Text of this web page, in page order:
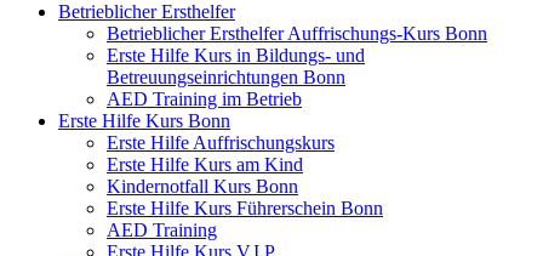
Betrieblicher Ersthelfer
Betrieblicher Ersthelfer Auffrischungs-Kurs Bonn
Erste Hilfe Kurs in Bildungs- und
Betreuungseinrichtungen Bonn
AED Training im Betrieb
Erste Hilfe Kurs Bonn
Erste Hilfe Auffrischungskurs
Erste Hilfe Kurs am Kind
Kindernotfall Kurs Bonn
Erste Hilfe Kurs Führerschein Bonn
AED Training
Erste Hilfe Kurs V.I.P